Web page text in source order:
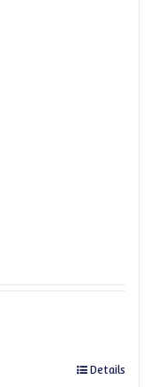
weist mehrere Varianten
Details